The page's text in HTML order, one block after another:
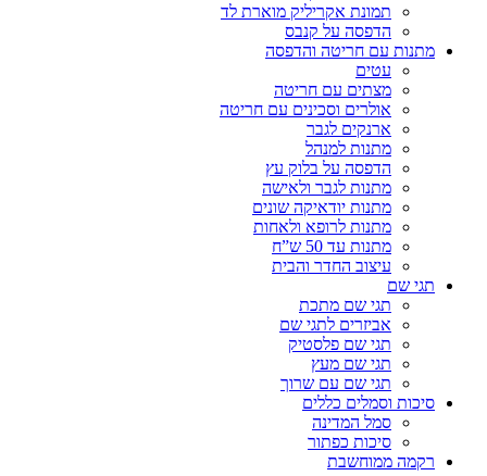
תמונת אקריליק מוארת לד
הדפסה על קנבס
מתנות עם חריטה והדפסה
עטים
מצתים עם חריטה
אולרים וסכינים עם חריטה
ארנקים לגבר
מתנות למנהל
הדפסה על בלוק עץ
מתנות לגבר ולאישה
מתנות יודאיקה שונים
מתנות לרופא ולאחות
מתנות עד 50 ש”ח
עיצוב החדר והבית
תגי שם
תגי שם מתכת
אביזרים לתגי שם
תגי שם פלסטיק
תגי שם מעץ
תגי שם עם שרוך
סיכות וסמלים כללים
סמל המדינה
סיכות כפתור
רקמה ממוחשבת